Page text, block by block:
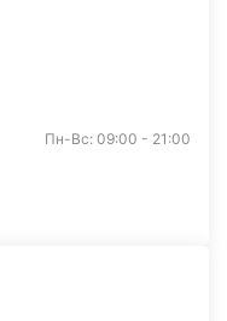
Пн-Вс: 09:00 - 21:00